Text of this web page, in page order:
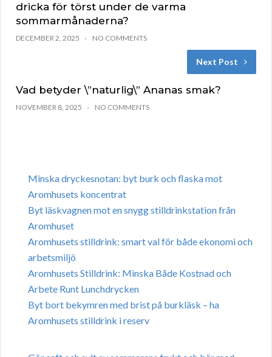
dricka för törst under de varma
sommarmånaderna?
DECEMBER 2, 2025 NO COMMENTS
Next Post
Vad betyder \”naturlig\” Ananas smak?
NOVEMBER 8, 2025 NO COMMENTS
Minska dryckesnotan: byt burk och flaska mot
Aromhusets koncentrat
Byt läskvagnen mot en snygg stilldrinkstation från
Aromhuset
Aromhusets stilldrink: smart val för både ekonomi och
arbetsmiljö
Aromhusets Stilldrink: Minska Både Kostnad och
Arbete Runt Lunchdrycken
Byt bort bekymren med brist på burkläsk – ha
Aromhusets stilldrink i reserv